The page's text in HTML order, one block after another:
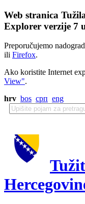
Web stranica
Explorer verzije 7
Preporučujemo
ili Firefox.
Ako koristite Internet
View".
hrv bos срп eng